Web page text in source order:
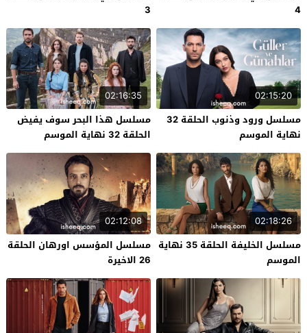
4
3
02:15:20
مسلسل ورود وذنوب الحلقة 32
نهاية الموسم
02:16:35
مسلسل هذا البحر سوف يفيض
الحلقة 32 نهاية الموسم
02:18:26
مسلسل الخليفة الحلقة 35 نهاية
الموسم
02:12:08
مسلسل المؤسس اورهان الحلقة
26 الاخيرة